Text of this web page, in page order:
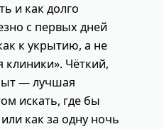
и как долго
с первых дней
к укрытию, а не
Чёткий,
— лучшая
искать, где бы
как за одну ночь